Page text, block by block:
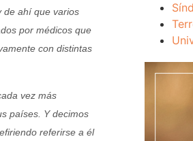
de ahí que varios
por médicos que
con distintas
vez más
países. Y decimos
referirse a él